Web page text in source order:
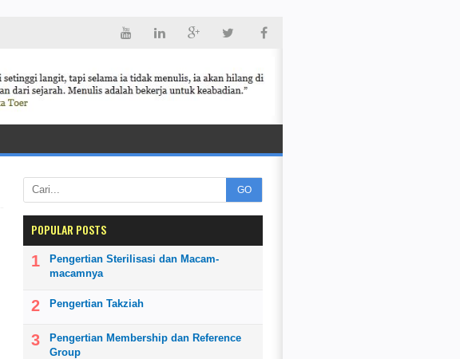
GO
POPULAR POSTS
Pengertian Sterilisasi dan Macam-
macamnya
Pengertian Takziah
Pengertian Membership dan Reference
Group